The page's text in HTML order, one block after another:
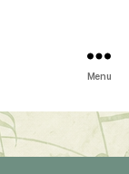
Menu